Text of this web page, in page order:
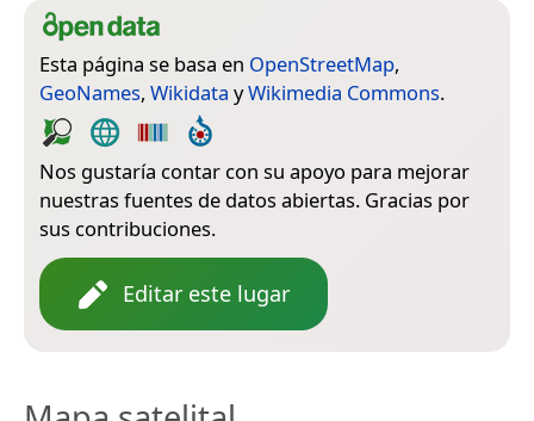
Esta página se basa en OpenStreetMap,
GeoNames, Wikidata yWikimedia Commons.
Nos gustaría contar con su apoyo para mejorar
nuestras fuentes de datos abiertas. Gracias por
sus contribuciones.
Editar este lugar